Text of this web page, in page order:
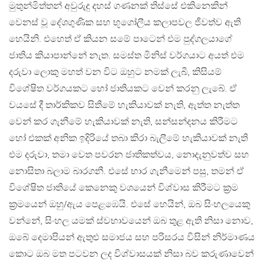
මුතුන්මිත්තන් අවුරුදු දහස් ගණනක් තිස්සේ එකිනෙකින්
වෙනස් වූ දේශගුණික සහ භූගෝලීය කලාපවල ජීවත්ව ඇති
හෙයිනි. එහෙත් ඒ කියන සමේ පාටෙන් එම පුද්ගලයාගේ
ජාතිය කියාපාන්නේ නැත. සමස්ත මිනිස් වර්ගයාට අයත් එම
දරුවා ලොකු මහත් වන විට ඔහුට නමක් ලැබී, කිසියම්
විශේෂිත වර්ගයකට හෝ ජාතියකට වෙන් කරනු ලැබේ. ඒ
වයසේ දී තාර්කිකව සිතීමේ හැකියාවක් නැති, ඇත්ත නැත්ත
වෙන් කර ගැනීමේ හැකියාවක් නැති, සන්සන්දනය කිරීමට
හෝ එකක් අනික ඉදිරියේ තබා කිරා බැලීමේ හැකියාවක් නැති
එම දරුවා, තමා වෙත පවරන ජාතිකත්වය, නොදැනුවත්ව සහ
නොසිතා බලාම බාරගනී. එසේ භාර ගැනීමෙන් පසු, තමන් ඒ
විශේෂිත ජාතියේ කෙනෙකු වශයෙන් විශ්වාස කිරීමට ක‍්‍රම
ක‍්‍රමයෙන් ඔහු/ඇය පෙළඹෙයි. එසේ හෙයින්, ඔබ සිංහලයෙකු
වන්නේ, සිංහල යමක් ස්වභාවයෙන් ඔබ තුළ ඇති නිසා නොව,
ඔබේ දෙමාපියන් ඇතුළු සමාජය සහ පරිසරය විසින් නිර්මාණය
කොට ඔබ මත පටවන ලද විශ්වාසයක් නිසා බව කරුණාවෙන්